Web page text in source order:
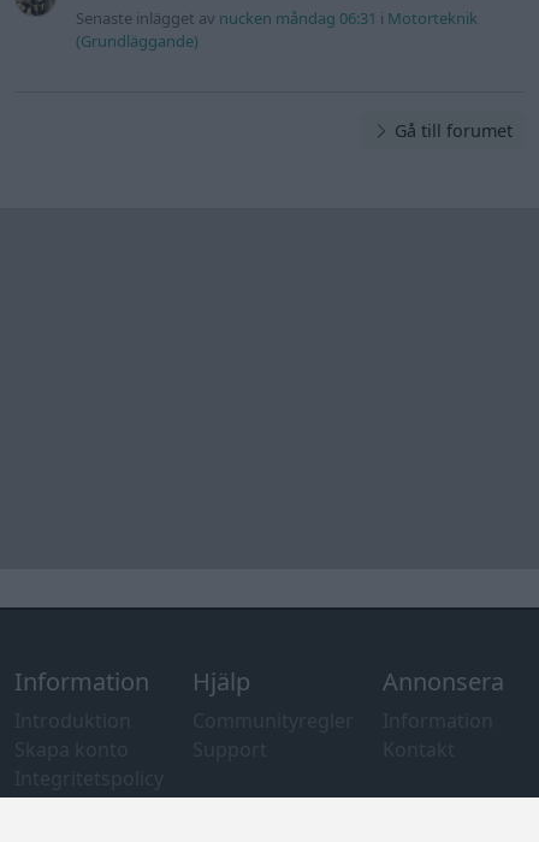
Senaste inlägget av nucken måndag 06:31 i Motorteknik
(Grundläggande)
Gå till forumet
Information Hjälp Annonsera